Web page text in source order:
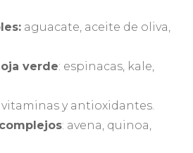
aguacate, aceite de oliva,
verde: espinacas, kale,
vitaminas y antioxidantes.
: avena, quinoa,